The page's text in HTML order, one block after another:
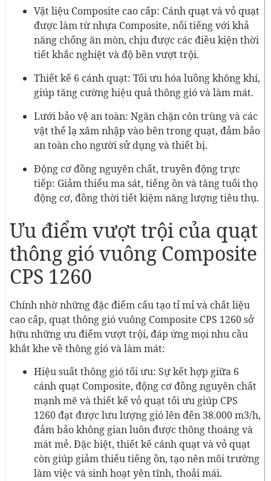
Vật liệu Composite cao cấp: Cánh quạt và vỏ quạt
được làm từ nhựa Composite, nổi tiếng với khả
năng chống ăn mòn, chịu được các điều kiện thời
tiết khắc nghiệt và độ bền vượt trội.
Thiết kế 6 cánh quạt: Tối ưu hóa luồng không khí,
giúp tăng cường hiệu quả thông gió và làm mát.
Lưới bảo vệ an toàn: Ngăn chặn côn trùng và các
vật thể lạ xâm nhập vào bên trong quạt, đảm bảo
an toàn cho người sử dụng và thiết bị.
Động cơ đồng nguyên chất, truyền động trực
tiếp: Giảm thiểu ma sát, tiếng ồn và tăng tuổi thọ
động cơ, đồng thời tiết kiệm năng lượng tiêu thụ.
Ưu điểm vượt trội của quạt
thông gió vuông Composite
CPS 1260
Chính nhờ những đặc điểm cấu tạo tỉ mỉ và chất liệu
cao cấp, quạt thông gió vuông Composite CPS 1260 sở
hữu những ưu điểm vượt trội, đáp ứng mọi nhu cầu
khắt khe về thông gió và làm mát:
Hiệu suất thông gió tối ưu: Sự kết hợp giữa 6
cánh quạt Composite, động cơ đồng nguyên chất
mạnh mẽ và thiết kế vỏ quạt tối ưu giúp CPS
1260 đạt được lưu lượng gió lên đến 38.000 m3/h,
đảm bảo không gian luôn được thông thoáng và
mát mẻ. Đặc biệt, thiết kế cánh quạt và vỏ quạt
còn giúp giảm thiểu tiếng ồn, tạo nên môi trường
làm việc và sinh hoạt yên tĩnh, thoải mái.